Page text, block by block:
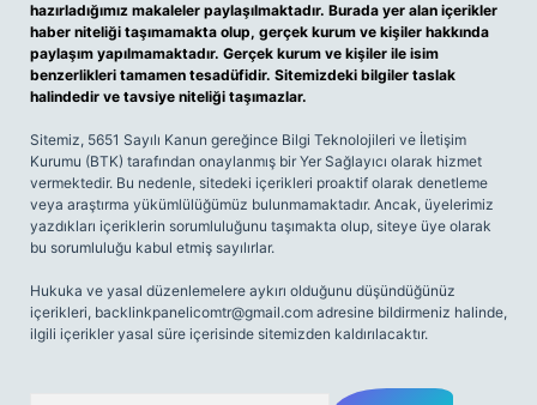
hazırladığımız makaleler paylaşılmaktadır. Burada yer alan içerikler
haber niteliği taşımamakta olup, gerçek kurum ve kişiler hakkında
paylaşım yapılmamaktadır. Gerçek kurum ve kişiler ile isim
benzerlikleri tamamen tesadüfidir. Sitemizdeki bilgiler taslak
halindedir ve tavsiye niteliği taşımazlar.
Sitemiz, 5651 Sayılı Kanun gereğince Bilgi Teknolojileri ve İletişim
Kurumu (BTK) tarafından onaylanmış bir Yer Sağlayıcı olarak hizmet
vermektedir. Bu nedenle, sitedeki içerikleri proaktif olarak denetleme
veya araştırma yükümlülüğümüz bulunmamaktadır. Ancak, üyelerimiz
yazdıkları içeriklerin sorumluluğunu taşımakta olup, siteye üye olarak
bu sorumluluğu kabul etmiş sayılırlar.
Hukuka ve yasal düzenlemelere aykırı olduğunu düşündüğünüz
içerikleri, backlinkpanelicomtr@gmail.com adresine bildirmeniz halinde,
ilgili içerikler yasal süre içerisinde sitemizden kaldırılacaktır.